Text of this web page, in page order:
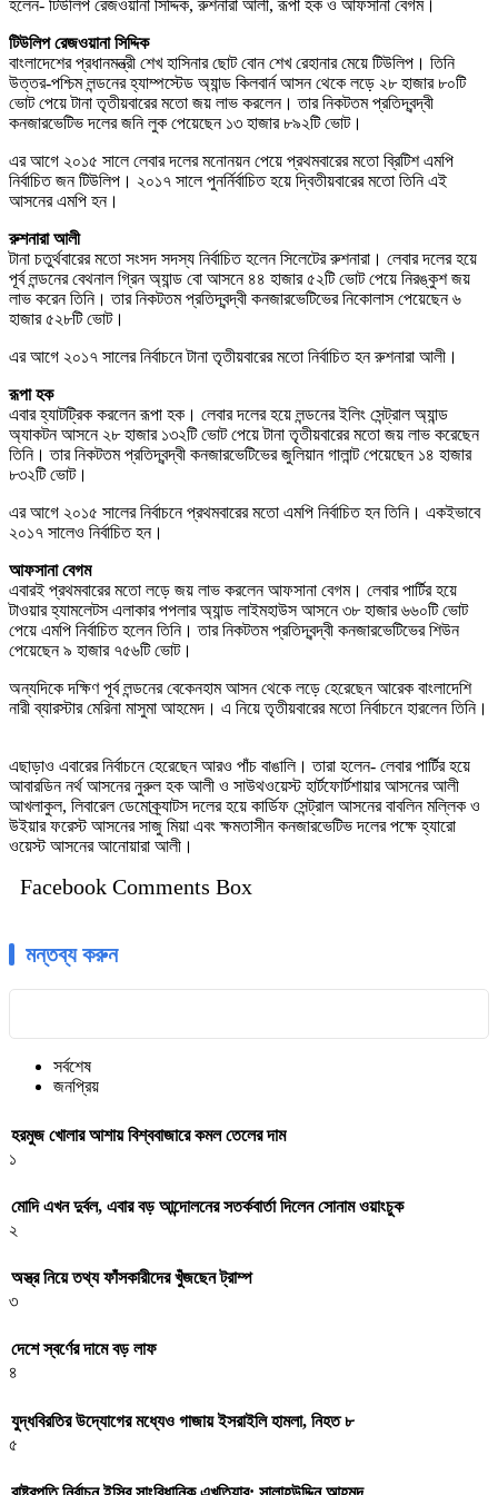
হলেন- টিউলিপ রেজওয়ানা সিদ্দিক, রুশনারা আলী, রূপা হক ও আফসানা বেগম।
টিউলিপ রেজওয়ানা সিদ্দিক
বাংলাদেশের প্রধানমন্ত্রী শেখ হাসিনার ছোট বোন শেখ রেহানার মেয়ে টিউলিপ। তিনি
উত্তর-পশ্চিম লন্ডনের হ্যাম্পস্টেড অ্যান্ড কিলবার্ন আসন থেকে লড়ে ২৮ হাজার ৮০টি
ভোট পেয়ে টানা তৃতীয়বারের মতো জয় লাভ করলেন। তার নিকটতম প্রতিদ্বন্দ্বী
কনজারভেটিভ দলের জনি লুক পেয়েছেন ১৩ হাজার ৮৯২টি ভোট।
এর আগে ২০১৫ সালে লেবার দলের মনোনয়ন পেয়ে প্রথমবারের মতো ব্রিটিশ এমপি
নির্বাচিত জন টিউলিপ। ২০১৭ সালে পুনর্নির্বাচিত হয়ে দ্বিতীয়বারের মতো তিনি এই
আসনের এমপি হন।
রুশনারা আলী
টানা চতুর্থবারের মতো সংসদ সদস্য নির্বাচিত হলেন সিলেটের রুশনারা। লেবার দলের হয়ে
পূর্ব লন্ডনের বেথনাল গ্রিন অ্যান্ড বো আসনে ৪৪ হাজার ৫২টি ভোট পেয়ে নিরঙ্কুশ জয়
লাভ করেন তিনি। তার নিকটতম প্রতিদ্বন্দ্বী কনজারভেটিভের নিকোলাস পেয়েছেন ৬
হাজার ৫২৮টি ভোট।
এর আগে ২০১৭ সালের নির্বাচনে টানা তৃতীয়বারের মতো নির্বাচিত হন রুশনারা আলী।
রূপা হক
এবার হ্যাটট্রিক করলেন রূপা হক। লেবার দলের হয়ে লন্ডনের ইলিং সেন্ট্রাল অ্যান্ড
অ্যাকটন আসনে ২৮ হাজার ১৩২টি ভোট পেয়ে টানা তৃতীয়বারের মতো জয় লাভ করেছেন
তিনি। তার নিকটতম প্রতিদ্বন্দ্বী কনজারভেটিভের জুলিয়ান গালান্ট পেয়েছেন ১৪ হাজার
৮৩২টি ভোট।
এর আগে ২০১৫ সালের নির্বাচনে প্রথমবারের মতো এমপি নির্বাচিত হন তিনি। একইভাবে
২০১৭ সালেও নির্বাচিত হন।
আফসানা বেগম
এবারই প্রথমবারের মতো লড়ে জয় লাভ করলেন আফসানা বেগম। লেবার পার্টির হয়ে
টাওয়ার হ্যামলেটস এলাকার পপলার অ্যান্ড লাইমহাউস আসনে ৩৮ হাজার ৬৬০টি ভোট
পেয়ে এমপি নির্বাচিত হলেন তিনি। তার নিকটতম প্রতিদ্বন্দ্বী কনজারভেটিভের শিউন
পেয়েছেন ৯ হাজার ৭৫৬টি ভোট।
অন্যদিকে দক্ষিণ পূর্ব লন্ডনের বেকেনহাম আসন থেকে লড়ে হেরেছেন আরেক বাংলাদেশি
নারী ব্যারস্টার মেরিনা মাসুমা আহমেদ। এ নিয়ে তৃতীয়বারের মতো নির্বাচনে হারলেন তিনি।
এছাড়াও এবারের নির্বাচনে হেরেছেন আরও পাঁচ বাঙালি। তারা হলেন- লেবার পার্টির হয়ে
আবারডিন নর্থ আসনের নুরুল হক আলী ও সাউথওয়েস্ট হার্টফোর্টশায়ার আসনের আলী
আখলাকুল, লিবারেল ডেমোক্র্যাটস দলের হয়ে কার্ডিফ সেন্ট্রাল আসনের বাবলিন মল্লিক ও
উইয়ার ফরেস্ট আসনের সাজু মিয়া এবং ক্ষমতাসীন কনজারভেটিভ দলের পক্ষে হ্যারো
ওয়েস্ট আসনের আনোয়ারা আলী।
Facebook Comments Box
মন্তব্য করুন
সর্বশেষ
জনপ্রিয়
হরমুজ খোলার আশায় বিশ্ববাজারে কমল তেলের দাম
১
মোদি এখন দুর্বল, এবার বড় আন্দোলনের সতর্কবার্তা দিলেন সোনাম ওয়াংচুক
২
অস্ত্র নিয়ে তথ্য ফাঁসকারীদের খুঁজছেন ট্রাম্প
৩
দেশে স্বর্ণের দামে বড় লাফ
৪
যুদ্ধবিরতির উদ্যোগের মধ্যেও গাজায় ইসরাইলি হামলা, নিহত ৮
৫